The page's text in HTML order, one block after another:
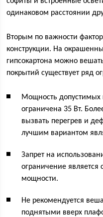
одинаковом расстоянии
Вторым по важности
конструкции. На
гипсокартона можно
покрытий существует ряд
Мощность допустимых
ограничена 35 Вт.
вызвать перегрев и
лучшим вариантом
Запрет на
ограничение является
мощности.
Не рекомендуется
поднятыми вверх